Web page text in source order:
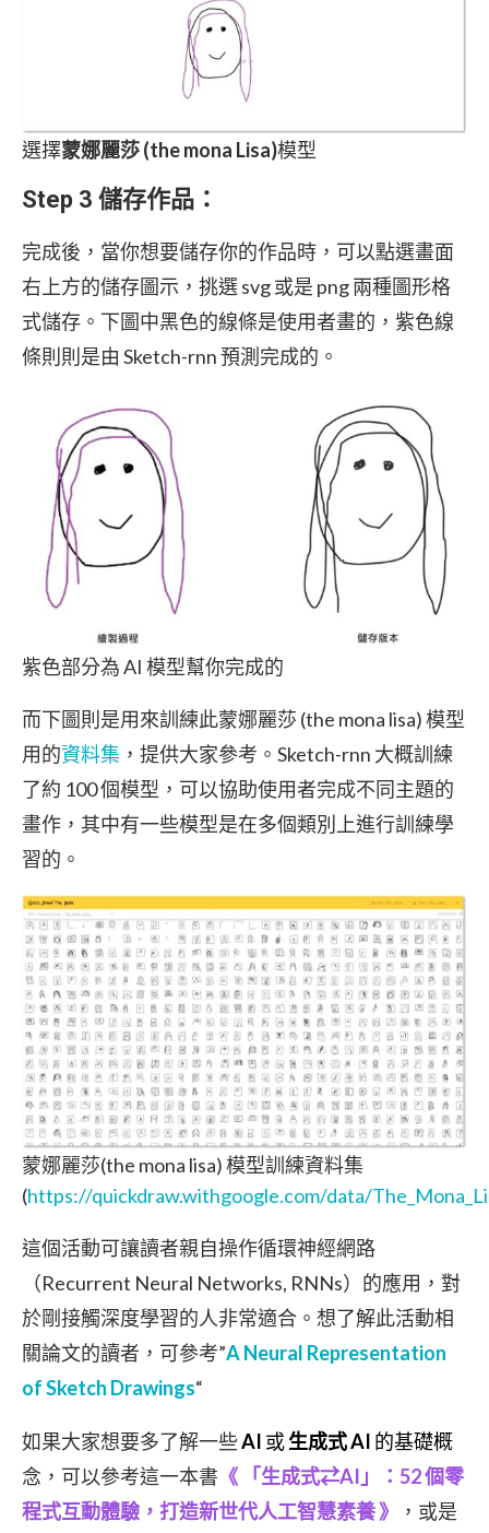
選擇蒙娜麗莎 (the mona Lisa)模型
Step 3 儲存作品 ：
完成後，當你想要儲存你的作品時，可以點選畫面
右上方的儲存圖示，挑選 svg 或是 png 兩種圖形格
式儲存。下圖中黑色的線條是使用者畫的，紫色線
條則則是由 Sketch-rnn 預測完成的。
紫色部分為 AI 模型幫你完成的
而下圖則是用來訓練此蒙娜麗莎 (the mona lisa) 模型
用的資料集 ，提供大家參考。Sketch-rnn 大概訓練
了約 100 個模型，可以協助使用者完成不同主題的
畫作，其中有一些模型是在多個類別上進行訓練學
習的。
蒙娜麗莎(the mona lisa) 模型訓練資料集
(https://quickdraw.withgoogle.com/data/
這個活動可讓讀者親自操作循環神經網路
（Recurrent Neural Networks, RNNs）的應用，對
於剛接觸深度學習的人非常適合。想了解此活動相
關論文的讀者，可參考”A Neural Representation
of Sketch Drawings“
如果大家想要多了解一些AI 或生成式 AI 的基礎概
念，可以參考這一本書 《 「生成式⇄AI」：52 個零
程式互動體驗，打造新世代人工智慧素養》
，或是